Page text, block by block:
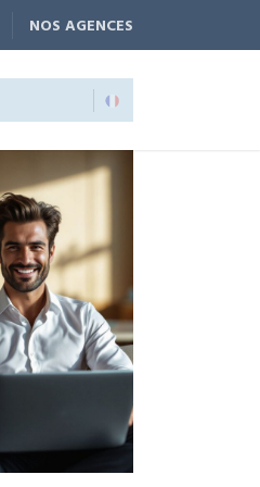
NOS AGENCES